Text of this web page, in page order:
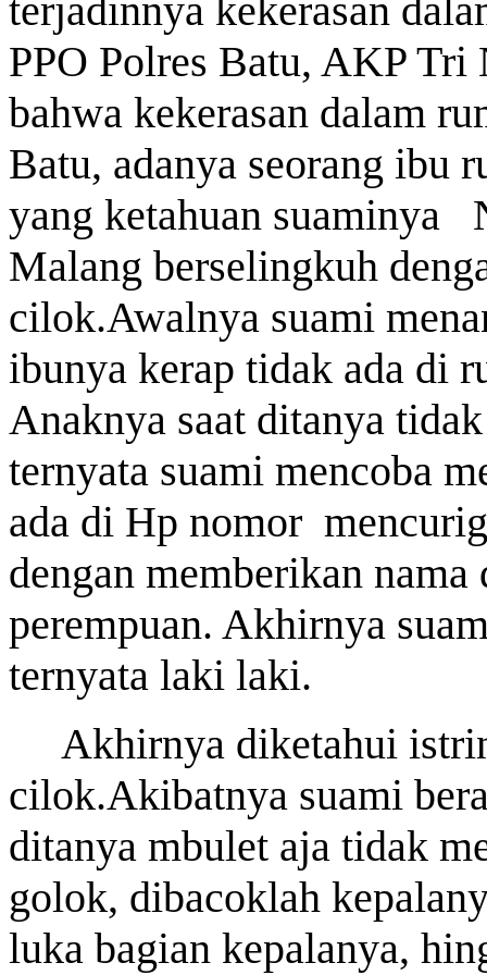
Langkah tersebut merupakan wujud...
Last Updated on Jul 28 2026
Bank Jatim dan PCI Muslimat NU Hong Kong
Layanan Remitansi bagi PMI
HONG KONG, KORANRAKYAT.COM24 Juli 2026. PT
Tbk (Bank Jatim) terus memperkuat komitmennya dalam
keuangan bagi Pekerja Migran Indonesia (PMI). Komitmen
penandatanganan Perjanjian Kerja Sama (PKS) antara...
Antar BPD, Bank
Jatim dan Bank
NTT Jalin Kerja
Sama Layanan
Jasa Remitansi
Kemitraan
terjadinnya kekerasan
PPO Polres Batu, AKP Tri
bahwa kekerasan dalam
Batu, adanya seorang ibu
yang ketahuan suaminya
Malang berselingkuh
cilok.Awalnya suami
ibunya kerap tidak ada di
Anaknya saat ditanya
ternyata suami mencoba
ada di Hp nomor
dengan memberikan
perempuan. Akhirnya
ternyata laki laki.
Akhirnya diketahui
cilok.Akibatnya suami
ditanya mbulet aja tidak
golok, dibacoklah
luka bagian kepalanya,